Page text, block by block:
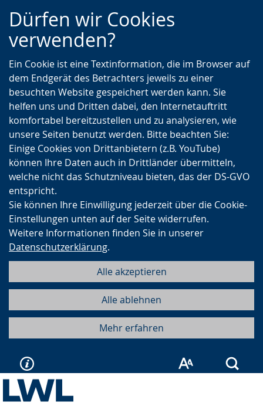
Zur
Hauptnavigation
Zur
Seitennavigation
Zum
Inhalt
Dürfen wir Cookies
verwenden?
Ein Cookie ist eine Textinformation, die im Browser auf
dem Endgerät des Betrachters jeweils zu einer
besuchten Website gespeichert werden kann. Sie
helfen uns und Dritten dabei, den Internetauftritt
komfortabel bereitzustellen und zu analysieren, wie
unsere Seiten benutzt werden. Bitte beachten Sie:
Einige Cookies von Drittanbietern (z.B. YouTube)
können Ihre Daten auch in Drittländer übermitteln,
welche nicht das Schutzniveau bieten, das der DS-GVO
entspricht.
Sie können Ihre Einwilligung jederzeit über die Cookie-
Einstellungen unten auf der Seite widerrufen.
Weitere Informationen finden Sie in unserer
Datenschutzerklärung.
Alle akzeptieren
Alle ablehnen
Mehr erfahren